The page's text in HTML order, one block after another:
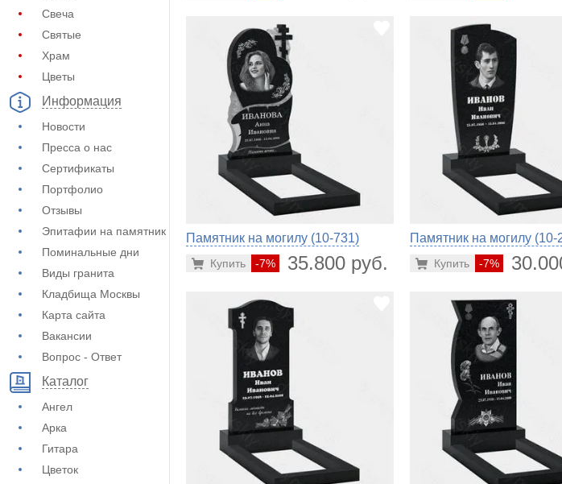
Свеча
Святые
Храм
Цветы
Информация
Новости
Пресса о нас
Сертификаты
Портфолио
Отзывы
Эпитафии на памятник
Поминальные дни
Виды гранита
Кладбища Москвы
Карта сайта
Вакансии
Вопрос - Ответ
Каталог
Ангел
Арка
Гитара
Цветок
Памятник на могилу (10-731)
-7% 35.800 руб.
Купить
Памятник на могилу (10-
-7%
Купить